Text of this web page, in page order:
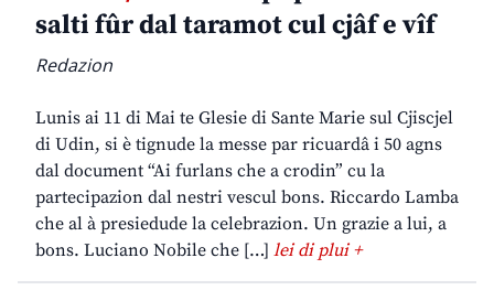
salti fûr dal taramot cul cjâf e vîf
Redazion
Lunis ai 11 di Mai te Glesie di Sante Marie sul Cjiscjel
di Udin, si è tignude la messe par ricuardâ i 50 agns
dal document “Ai furlans che a crodin” cu la
partecipazion dal nestri vescul bons. Riccardo Lamba
che al à presiedude la celebrazion. Un grazie a lui, a
bons. Luciano Nobile che […] lei di plui +